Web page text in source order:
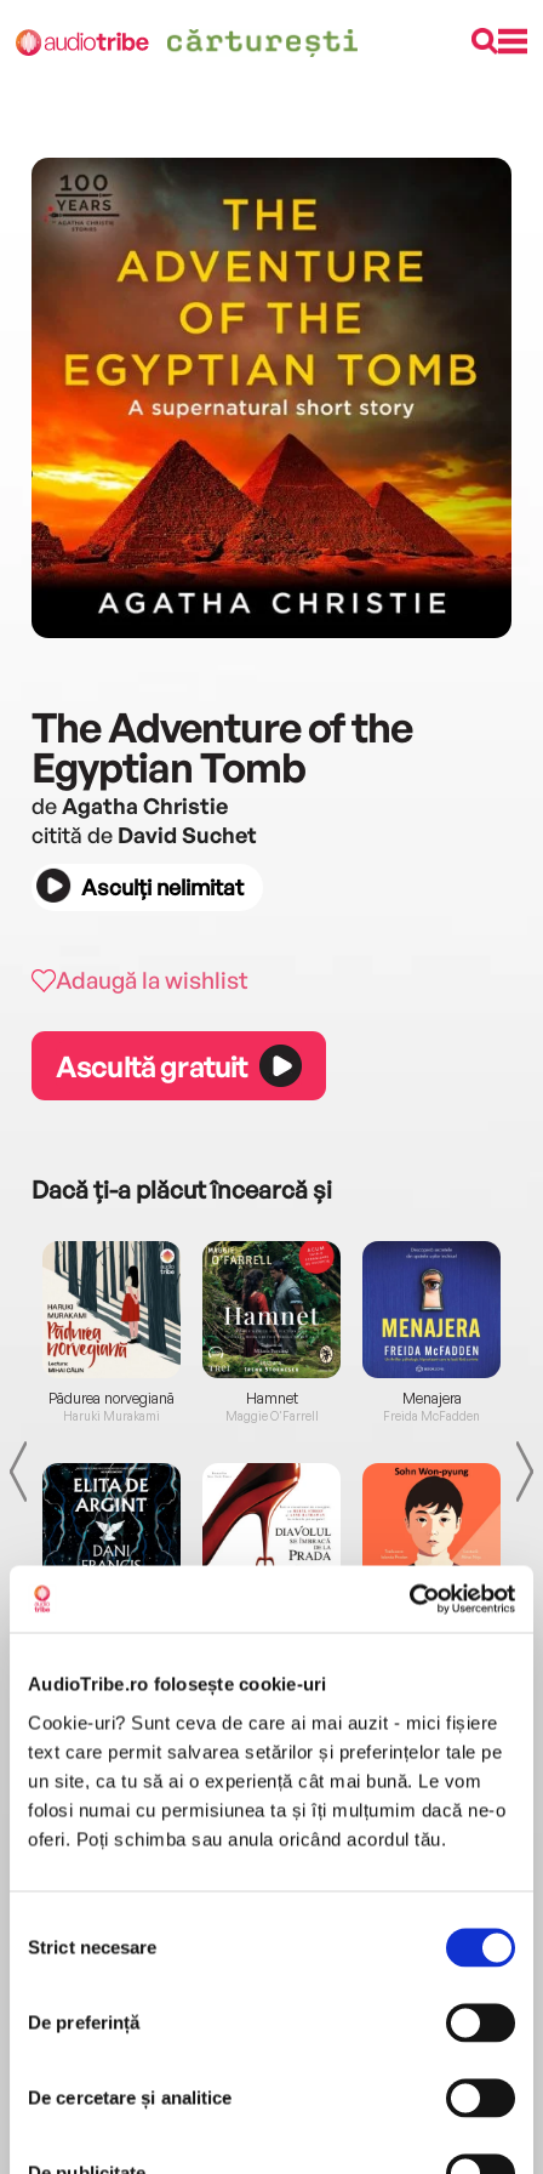
AudioTribe.ro folosește cookie-uri
Cookie-uri? Sunt ceva de care ai mai auzit - mici fișiere
text care permit salvarea setărilor și preferințelor tale pe
un site, ca tu să ai o experiență cât mai bună. Le vom
folosi numai cu permisiunea ta și îți mulțumim dacă ne-o
oferi. Poți schimba sau anula oricând acordul tău.
consimțământului
Strict necesare
De preferință
De cercetare și analitice
The Adventure of the
Egyptian Tomb
deAgatha Christie
citită de David Suchet
Asculți nelimitat
Adaugă la wishlist
Ascultă gratuit
Dacă ți-a plăcut încearcă și
Pădurea norvegiană
Haruki Murakami
Hamnet
Maggie O'Farrell
Menajera
Freida McFadden
Desprecarte
A classic Agatha Christie short story, available
individually for the first time on audio.
One by one the men who discovered and
have been cursed by the dead king. Poirot is
a concerned mother. Hastings is left bewildered
when Poirot asserts his belief in the
MAI MULT
pentru această carte